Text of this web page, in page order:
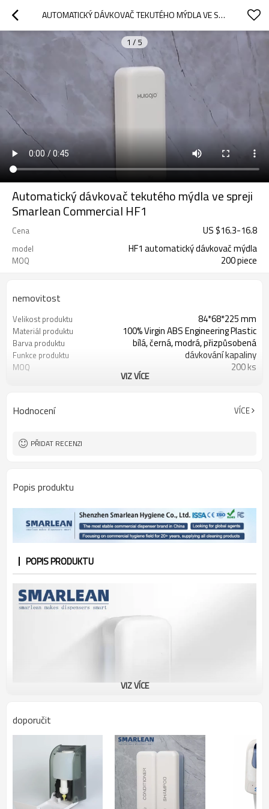
AUTOMATICKÝ DÁVKOVAČ TEKUTÉHO MÝDLA VE SPREJI SMARLEAN COMMERCIAL HF1
1 / 5
Automatický dávkovač tekutého mýdla ve spreji
Smarlean Commercial HF1
Cena US $16.3-16.8
model HF1 automatický dávkovač mýdla
MOQ 200 piece
nemovitost
Velikost produktu 84*68*225 mm
Materiál produktu 100% Virgin ABS Engineering Plastic
Barva produktu bílá, černá, modrá, přizpůsobená
Funkce produktu dávkování kapaliny
MOQ 200 ks
MOQ je 2000 ks
VIZ VÍCE
Hodnocení VÍCE
PŘIDAT RECENZI
Popis produktu
POPIS PRODUKTU
VIZ VÍCE
doporučit